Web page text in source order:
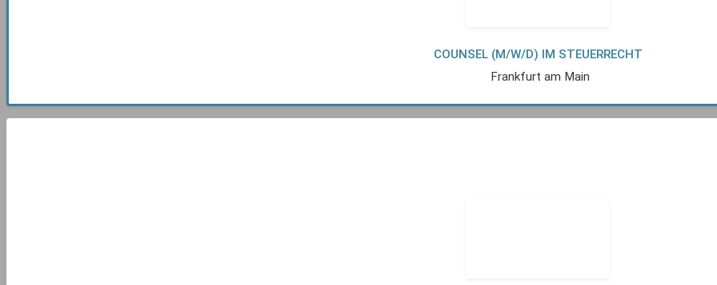
COUNSEL (M/W/D) IM STEUERRECHT
Frankfurt am Main